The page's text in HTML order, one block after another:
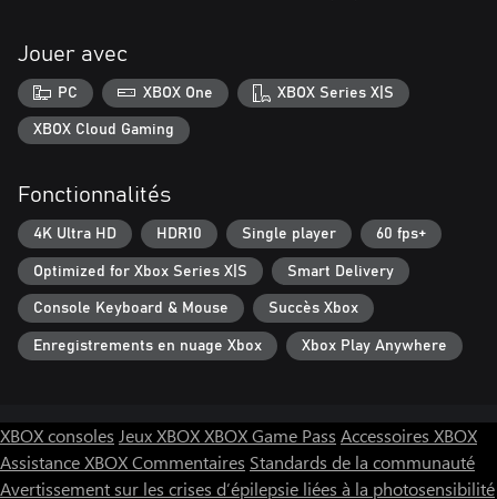
Jouer avec
PC XBOX One XBOX Series X|S
XBOX Cloud Gaming
Fonctionnalités
4K Ultra HD HDR10 Single player 60 fps+
Optimized for Xbox Series X|S Smart Delivery
Console Keyboard & Mouse Succès Xbox
Enregistrements en nuage Xbox Xbox Play Anywhere
XBOX consoles Jeux XBOXXBOX Game Pass Accessoires XBOX
Assistance XBOXCommentaires Standards de la communauté
Avertissement sur les crises d’épilepsie liées à la photosensibilité